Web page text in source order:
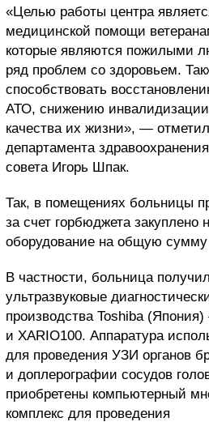
«Целью работы центра
медицинской помощи
которые являются пожилыми
ряд проблем со здоровьем.
способствовать
АТО, снижению
качества их жизни», —
департамента
совета Игорь Шпак.
Так, в помещениях больницы
за счет горбюджета закуплено
оборудование на общую сумму
В частности, больница
ультразвуковые
производства Toshiba
и XARIO100. Аппаратура
для проведения УЗИ органов
и доплерографии сосудов
приобретены компьютерный
комплекс для проведения